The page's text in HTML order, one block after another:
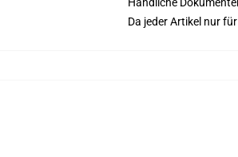
Da jeder Artikel nur